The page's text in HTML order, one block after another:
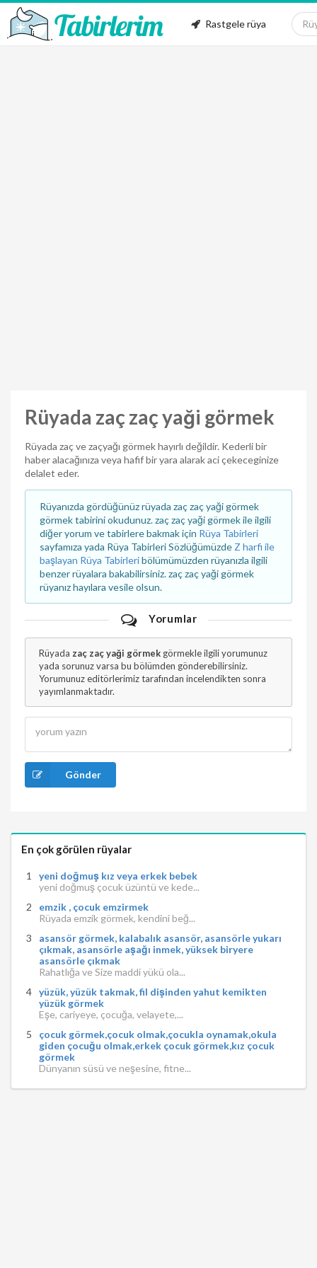
Rastgele rüya
Rüyada zaç zaç yaği görmek
Rüyada zaç ve zaçyağı görmek hayırlı değildir. Kederli bir
haber alacağınıza veya hafif bir yara alarak aci çekeceginize
delalet eder.
Rüyanızda gördüğünüz rüyada zaç zaç yaği görmek
görmek tabirini okudunuz. zaç zaç yaği görmek ile ilgili
diğer yorum ve tabirlere bakmak için Rüya Tabirleri
sayfamıza yada Rüya Tabirleri Sözlüğümüzde Z harfi ile
başlayan Rüya Tabirleribölümümüzden rüyanızla ilgili
benzer rüyalara bakabilirsiniz. zaç zaç yaği görmek
rüyanız hayılara vesile olsun.
Yorumlar
Rüyada zaç zaç yaği görmekgörmekle ilgili yorumunuz
yada sorunuz varsa bu bölümden gönderebilirsiniz.
Yorumunuz editörlerimiz tarafından incelendikten sonra
yayımlanmaktadır.
Gönder
En çok görülen rüyalar
yeni doğmuş kız veya erkek bebek
yeni doğmuş çocuk üzüntü ve kede...
emzik , çocuk emzirmek
Rüyada emzik görmek, kendini beğ...
asansör görmek, kalabalık asansör, asansörle yukarı
çıkmak, asansörle aşağı inmek, yüksek biryere
asansörle çıkmak
Rahatlığa ve Size maddi yükü ola...
yüzük, yüzük takmak, fil dişinden yahut kemikten
yüzük görmek
Eşe, cariyeye, çocuğa, velayete,...
çocuk görmek,çocuk olmak,çocukla oynamak,okula
giden çocuğu olmak,erkek çocuk görmek,kız çocuk
görmek
Dünyanın süsü ve neşesine, fitne...